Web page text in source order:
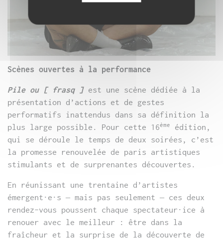
Scènes ouvertes à la performance
Pile ou [ frasq ] est une
scène dédiée à la
présentation d’actions et de gestes
performatifs inattendus dans sa définition la
plus large possible. Pour cette 16ème
édition,
qui se déroule le temps de deux soirées, c’est
la promesse renouvelée de paris artistiques
stimulants et de surprenantes découvertes.
En réunissant une trentaine d’artistes
émergent·e·s – mais pas seulement – ces deux
rendez-vous poussent chaque spectateur·ice à
renouer avec le meilleur : être dans la
fraîcheur et la surprise de la découverte de